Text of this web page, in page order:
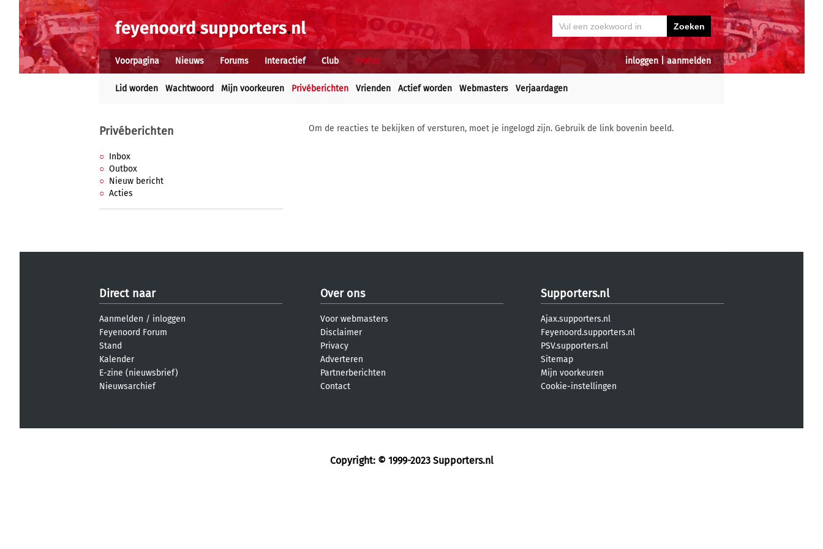
inloggen aanmelden
Voorpagina Nieuws Forums Interactief Club Profiel
Lid worden Wachtwoord Mijn voorkeuren Privéberichten Vrienden Actief worden Webmasters Verjaardagen
Privéberichten
Inbox
Outbox
Nieuw bericht
Acties
Om de reacties te bekijken of versturen, moet je ingelogd zijn. Gebruik de link bovenin beeld.
Direct naar
Aanmelden / inloggen
Feyenoord Forum
Stand
Kalender
E-zine (nieuwsbrief)
Nieuwsarchief
Over ons
Voor webmasters
Disclaimer
Privacy
Adverteren
Partnerberichten
Contact
Supporters.nl
Ajax.supporters.nl
Feyenoord.supporters.nl
PSV.supporters.nl
Sitemap
Mijn voorkeuren
Cookie-instellingen
Copyright: © 1999-2023 Supporters.nl